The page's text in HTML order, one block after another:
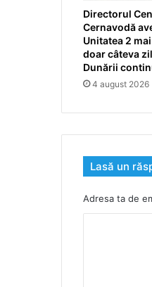
Directorul
Cernavodă
Unitatea 2
doar câteva
Dunării
4 august 2026
Lasă un
Adresa ta de